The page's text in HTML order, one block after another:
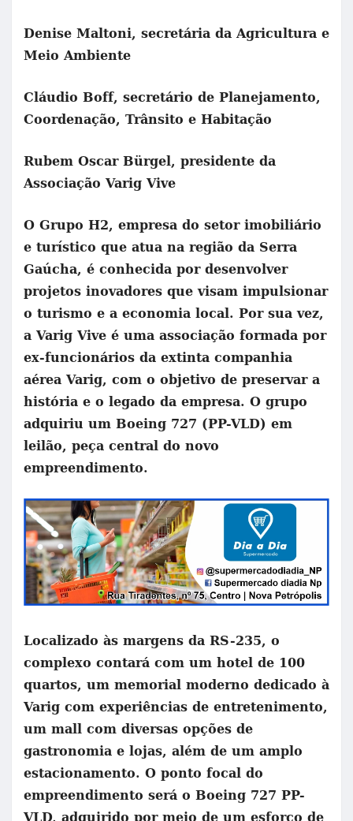
Denise Maltoni, secretária da Agricultura e
Meio Ambiente
Cláudio Boff, secretário de Planejamento,
Coordenação, Trânsito e Habitação
Rubem Oscar Bürgel, presidente da
Associação Varig Vive
O Grupo H2, empresa do setor imobiliário
e turístico que atua na região da Serra
Gaúcha, é conhecida por desenvolver
projetos inovadores que visam impulsionar
o turismo e a economia local. Por sua vez,
a Varig Vive é uma associação formada por
ex-funcionários da extinta companhia
aérea Varig, com o objetivo de preservar a
história e o legado da empresa. O grupo
adquiriu um Boeing 727 (PP-VLD) em
leilão, peça central do novo
empreendimento.
Localizado às margens da RS-235, o
complexo contará com um hotel de 100
quartos, um memorial moderno dedicado à
Varig com experiências de entretenimento,
um mall com diversas opções de
gastronomia e lojas, além de um amplo
estacionamento. O ponto focal do
empreendimento será o Boeing 727 PP-
VLD, adquirido por meio de um esforço de